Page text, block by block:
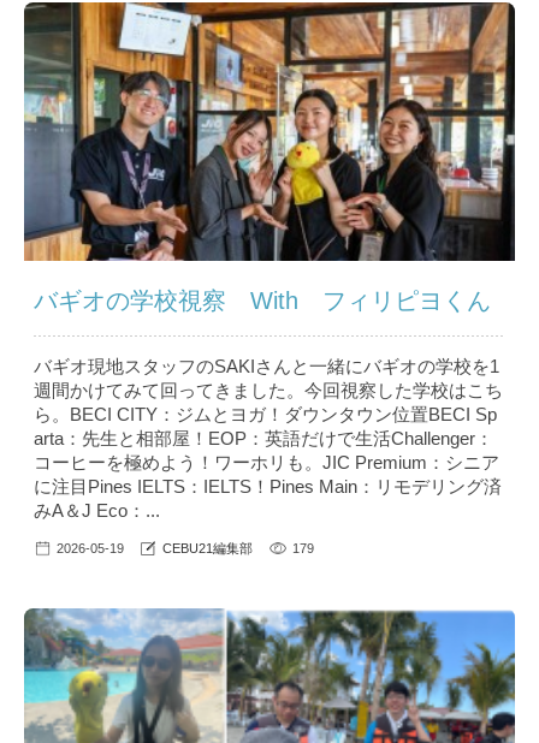
バギオの学校視察 With フィリピヨくん
バギオ現地スタッフのSAKIさんと一緒にバギオの学校を1
週間かけてみて回ってきました。今回視察した学校はこち
ら。BECI CITY：ジムとヨガ！ダウンタウン位置BECI Sp
arta：先生と相部屋！EOP：英語だけで生活Challenger：
コーヒーを極めよう！ワーホリも。JIC Premium：シニア
に注目Pines IELTS：IELTS！Pines Main：リモデリング済
みA＆J Eco：...
2026-05-19 CEBU21編集部 179